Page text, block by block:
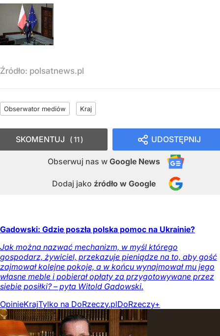
Źródło: polsatnews.pl
Obserwator mediów Kraj
UDOSTĘPNIJ
Obserwuj nas w Google News
Dodaj jako źródło w Google
SKOMENTUJ 11
Gadowski: Gdzie poszła polska pomoc na Ukrainie?
Jak można nazwać mechanizm, w myśl którego
gospodarz, żywiciel, przekazuje pieniądze na to, aby gość
zajmował kolejne pokoje, a w końcu wynajmował mu jego
własne meble i pobierał opłaty za przygotowywane przez
siebie posiłki? – pyta Witold Gadowski.
OpinieKrajTylko na DoRzeczy.plDoRzeczy+